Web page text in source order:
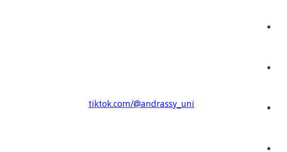
tiktok.com/@andrassy_uni